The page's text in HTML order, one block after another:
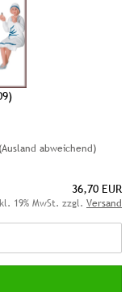
(Ausland abweichend)
36,70 EUR
19% MwSt. zzgl. Versand